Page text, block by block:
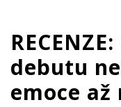
debutu
emoce až